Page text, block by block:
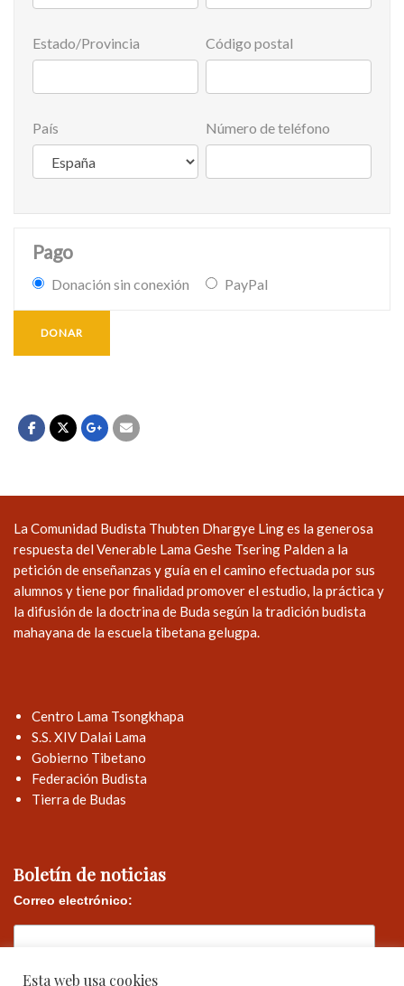
Estado/Provincia Código postal
País Número de teléfono
Pago
Donación sin conexión PayPal
DONAR
La Comunidad Budista Thubten Dhargye Ling es la generosa
respuesta del Venerable Lama Geshe Tsering Palden a la
petición de enseñanzas y guía en el camino efectuada por sus
alumnos y tiene por finalidad promover el estudio, la práctica y
la difusión de la doctrina de Buda según la tradición budista
mahayana de la escuela tibetana gelugpa.
Centro Lama Tsongkhapa
S.S. XIV Dalai Lama
Gobierno Tibetano
Federación Budista
Tierra de Budas
Boletín de noticias
Correo electrónico:
Esta web usa cookies